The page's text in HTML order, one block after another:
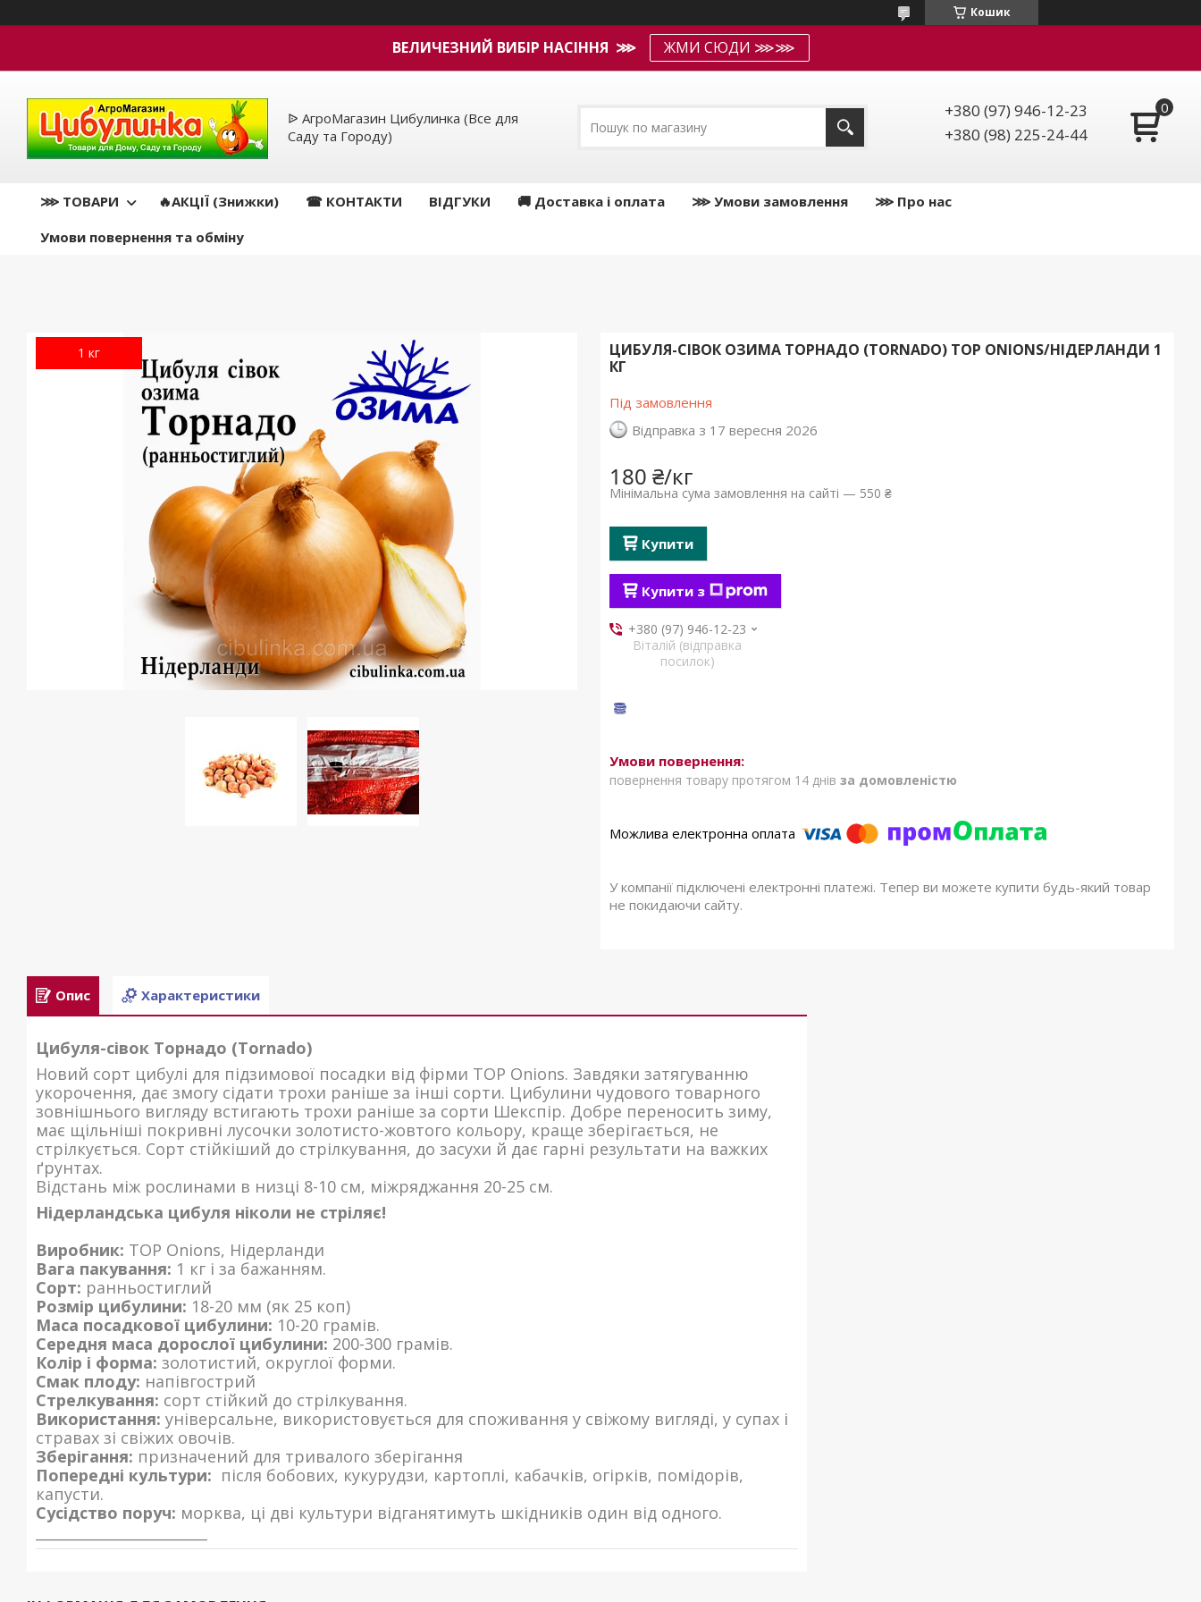
Кошик
ВЕЛИЧЕЗНИЙ ВИБІР НАСІННЯ ⋙ ЖМИ СЮДИ ⋙⋙
ᐉ АгроМагазин Цибулинка (Все для
Саду та Городу)
+380 (97) 946-12-23
+380 (98) 225-24-44
⋙ ТОВАРИ 🔥АКЦІЇ (Знижки) ☎ КОНТАКТИ ВІДГУКИ 🚚 Доставка і оплата ⋙ Умови замовлення
⋙ Про нас
Умови повернення та обміну
1 кг
ЦИБУЛЯ-СІВОК ОЗИМА ТОРНАДО (TORNADO) TOP ONIONS/НІДЕРЛАНДИ 1
КГ
Під замовлення
Відправка з 17 вересня 2026
180 ₴/кг
Мінімальна сума замовлення на сайті — 550 ₴
Купити
Купити з
+380 (97) 946-12-23
Віталій (відправка
посилок)
повернення товару протягом 14 днів за домовленістю
У компанії підключені електронні платежі. Тепер ви можете купити будь-який товар
не покидаючи сайту.
Опис Характеристики
Цибуля-сівок Торнадо (Tornado)
Новий сорт цибулі для підзимової посадки від фірми TOP Onions. Завдяки затягуванню
укорочення, дає змогу сідати трохи раніше за інші сорти. Цибулини чудового товарного
зовнішнього вигляду встигають трохи раніше за сорти Шекспір. Добре переносить зиму,
має щільніші покривні лусочки золотисто-жовтого кольору, краще зберігається, не
стрілкується. Сорт стійкіший до стрілкування, до засухи й дає гарні результати на важких
ґрунтах.
Відстань між рослинами в низці 8-10 см, міжряджання 20-25 см.
Нідерландська цибуля ніколи не стріляє!
Виробник: TOP Onions, Нідерланди
Вага пакування: 1 кг і за бажанням.
Сорт: ранньостиглий
Розмір цибулини: 18-20 мм (як 25 коп)
Маса посадкової цибулини: 10-20 грамів.
Середня маса дорослої цибулини: 200-300 грамів.
Колір і форма: золотистий, округлої форми.
Смак плоду: напівгострий
Стрелкування: сорт стійкий до стрілкування.
Використання: універсальне, використовується для споживання у свіжому вигляді, у супах і
стравах зі свіжих овочів.
Зберігання: призначений для тривалого зберігання
Попередні культури: після бобових, кукурудзи, картоплі, кабачків, огірків, помідорів,
капусти.
Сусідство поруч: морква, ці дві культури відганятимуть шкідників один від одного.